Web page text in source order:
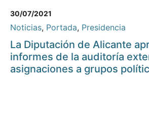
30/07/2021
Noticias, Portada, Presidencia
La Diputación de Alicante
informes de la auditoría
asignaciones a grupos